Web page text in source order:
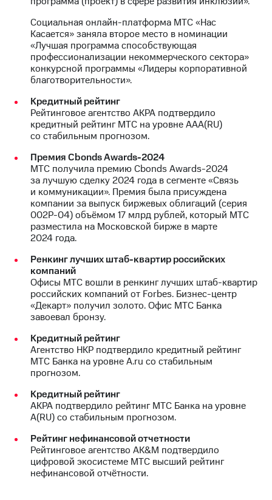
Социальная онлайн-платформа МТС «Нас
Касается» заняла второе место в номинации
«Лучшая программа способствующая
профессионализации некоммерческого сектора»
конкурсной программы «Лидеры корпоративной
благотворительности».
Кредитный рейтинг
Рейтинговое агентство АКРА подтвердило
кредитный рейтинг МТС на уровне AAA(RU)
со стабильным прогнозом.
Премия Cbonds Awards-2024
МТС получила премию Cbonds Awards-2024
за лучшую сделку 2024 года в сегменте «Связь
и коммуникации». Премия была присуждена
компании за выпуск биржевых облигаций (серия
002Р-04) объёмом 17 млрд рублей, который МТС
разместила на Московской бирже в марте
2024 года.
Ренкинг лучших штаб-квартир российских
компаний
Офисы МТС вошли в ренкинг лучших штаб-квартир
российских компаний от Forbes. Бизнес-центр
«Декарт» получил золото. Офис МТС Банка
завоевал бронзу.
Кредитный рейтинг
Агентство НКР подтвердило кредитный рейтинг
МТС Банка на уровне А.ru со стабильным
прогнозом.
Кредитный рейтинг
АКРА подтвердило рейтинг МТС Банка на уровне
А(RU) со стабильным прогнозом.
Рейтинг нефинансовой отчетности
Рейтинговое агентство AK&M подтвердило
цифровой экосистеме МТС высший рейтинг
нефинансовой отчётности.